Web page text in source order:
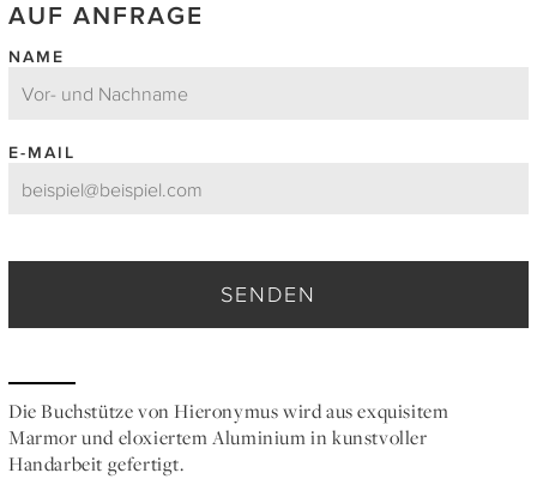
AUF ANFRAGE
NAME
E-MAIL
SENDEN
Die Buchstütze von Hieronymus wird aus exquisitem
Marmor und eloxiertem Aluminium in kunstvoller
Handarbeit gefertigt.